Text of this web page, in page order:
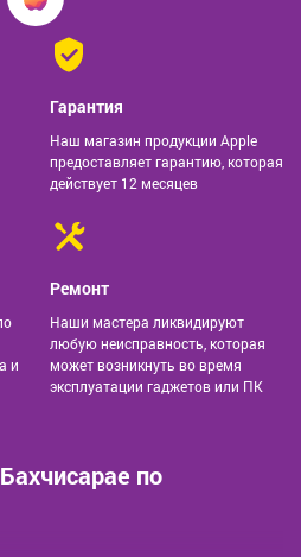
Гарантия
Наш магазин продукции Apple
предоставляет гарантию, которая
действует 12 месяцев
и
Ремонт
Наши мастера ликвидируют
любую неисправность, которая
может возникнуть во время
эксплуатации гаджетов или ПК
по